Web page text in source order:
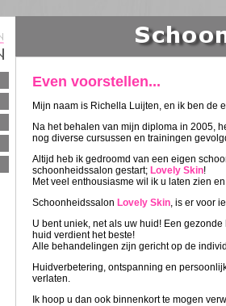
Even voorstellen...
Mijn naam is Richella Luijten, en ik ben de
Na het behalen van mijn diploma in 2005,
nog diverse cursussen en trainingen
Altijd heb ik gedroomd van een eigen
schoonheidssalon gestart; Lovely Skin!
Met veel enthousiasme wil ik u laten zien
Schoonheidssalon Lovely Skin, is er voor
U bent uniek, net als uw huid! Een
huid verdient het beste!
Alle behandelingen zijn gericht op de
Huidverbetering, ontspanning en
verlaten.
Ik hoop u dan ook binnenkort te mogen